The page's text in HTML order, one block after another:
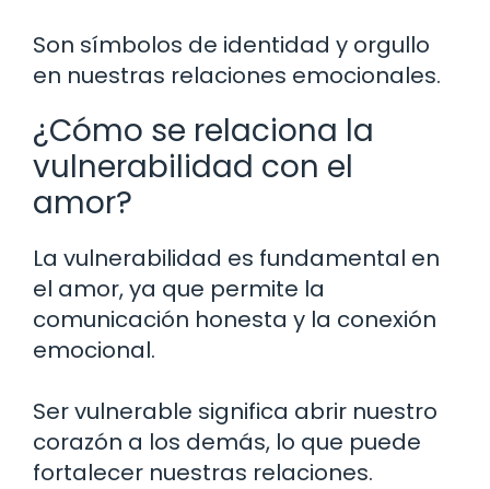
Son símbolos de identidad y orgullo
en nuestras relaciones emocionales.
¿Cómo se relaciona la
vulnerabilidad con el
amor?
La vulnerabilidad es fundamental en
el amor, ya que permite la
comunicación honesta y la conexión
emocional.
Ser vulnerable significa abrir nuestro
corazón a los demás, lo que puede
fortalecer nuestras relaciones.